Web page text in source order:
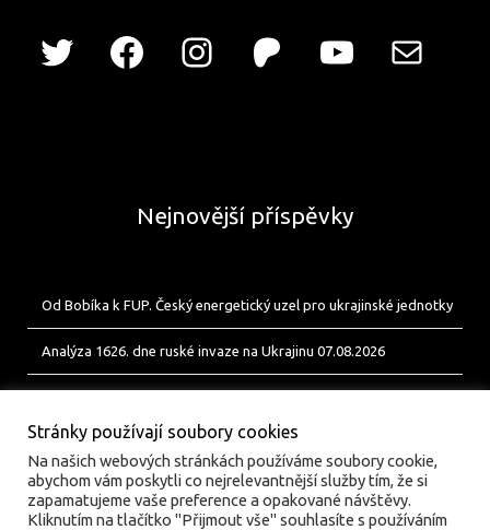
Nejnovější příspěvky
Od Bobíka k FUP. Český energetický uzel pro ukrajinské jednotky
Analýza 1626. dne ruské invaze na Ukrajinu 07.08.2026
Stránky používají soubory cookies
Na našich webových stránkách používáme soubory cookie,
abychom vám poskytli co nejrelevantnější služby tím, že si
zapamatujeme vaše preference a opakované návštěvy.
Kliknutím na tlačítko "Přijmout vše" souhlasíte s používáním